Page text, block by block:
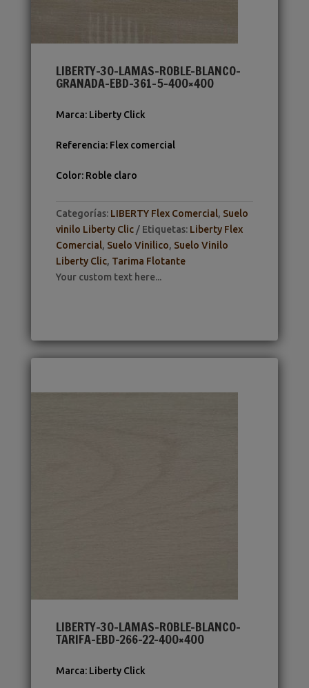
LIBERTY-30-LAMAS-ROBLE-BLANCO-
GRANADA-EBD-361-5-400×400
Marca: Liberty Click
Referencia: Flex comercial
Color: Roble claro
Categorías: LIBERTY Flex Comercial, Suelo
vinilo Liberty Clic
Etiquetas: Liberty Flex
Comercial, Suelo Vinilico, Suelo Vinilo
Liberty Clic, Tarima Flotante
Your custom text here...
LIBERTY-30-LAMAS-ROBLE-BLANCO-
TARIFA-EBD-266-22-400×400
Marca: Liberty Click